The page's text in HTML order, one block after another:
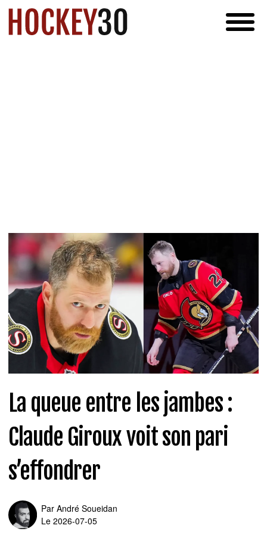
La queue entre les jambes :
Claude Giroux voit son pari
s’effondrer
Par André Soueidan
Le 2026-07-05